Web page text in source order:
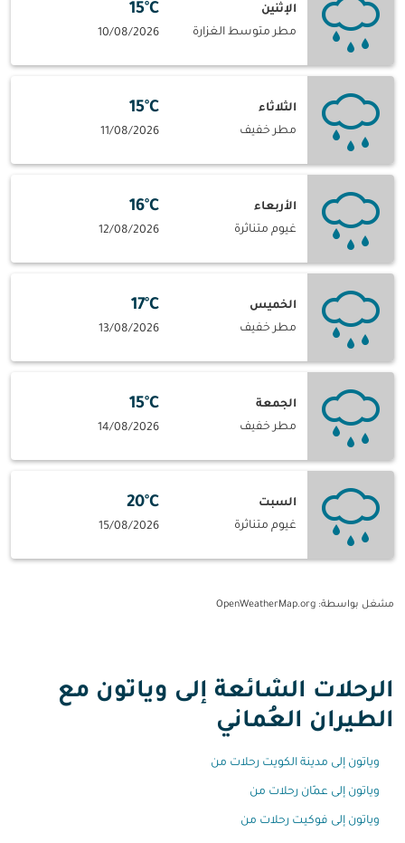
الإثنين
مطر متوسط الغزارة
15°C
10/08/2026
الثلاثاء
مطر خفيف
15°C
11/08/2026
الأربعاء
غيوم متناثرة
16°C
12/08/2026
الخميس
مطر خفيف
17°C
13/08/2026
الجمعة
مطر خفيف
15°C
14/08/2026
السبت
غيوم متناثرة
20°C
15/08/2026
مشغل بواسطة: OpenWeatherMap.org
الرحلات الشائعة إلى وياتون مع
الطيران العُماني
وياتون إلى مدينة الكويت رحلات من
وياتون إلى عمّان رحلات من
وياتون إلى فوكيت رحلات من